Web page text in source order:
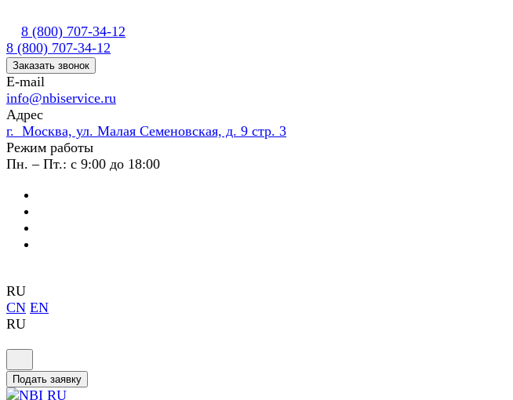
8 (800) 707-34-12
8 (800) 707-34-12
Заказать звонок
E-mail
info@nbiservice.ru
Адрес
г. Москва, ул. Малая Семеновская, д. 9 стр. 3
Режим работы
Пн. – Пт.: с 9:00 до 18:00
RU
CN EN
RU
Подать заявку